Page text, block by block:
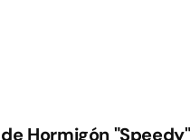
Hormigón "Speedy"